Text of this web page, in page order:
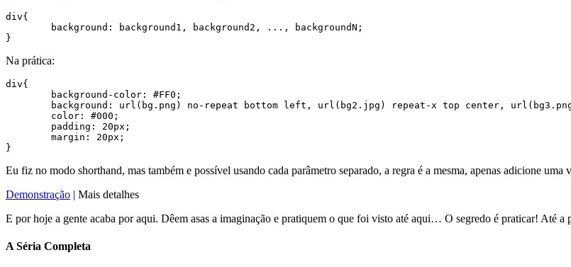
div{
Na prática:
div{
Eu fiz no modo shorthand, mas também e possível usando cada parâmetro separado, a regra é a mesma, apenas adicione
Demonstração | Mais detalhes
E por hoje a gente acaba por aqui. Dêem asas a imaginação e pratiquem o que foi visto até aqui… O segredo é praticar! Até a
A Séria Completa